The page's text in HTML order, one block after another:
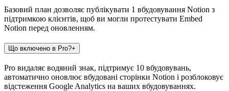
Базовий план дозволяє публікувати 1 вбудовування Notion з
підтримкою клієнтів, щоб ви могли протестувати Embed
Notion перед оновленням.
Що включено в Pro?+
Pro видаляє водяний знак, підтримує 10 вбудовувань,
автоматично оновлює вбудовані сторінки Notion і розблоковує
відстеження Google Analytics на ваших вбудовуваннях.